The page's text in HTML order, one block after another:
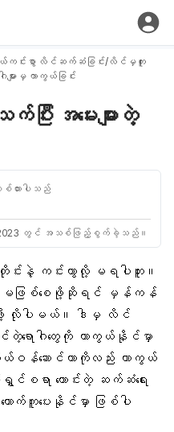
ကင်းစွာ လိင်ဆက်ဆံခြင်း/လိင်မှကူး
ါများမှ ကာကွယ်ခြင်း
း အမေးများတဲ့
စ်ထားပါသည်
2023 တွင် အသစ်ဖြည့်စွက်ခဲ့သည်။
င်းနဲ့ ကင်းကွာလို့ မရပါဘူး။
မဖြစ်စေဖို့ဆိုရင် မှန်ကန်
လိုပါမယ်။ ဒါမှ လိင်
ောဂါတွေကို ကာကွယ်နိုင်မှာ
ဆောင်တာကိုလည်း ကာကွယ်
ာ်ရွှင်စရာ ကောင်းတဲ့ ဆက်ဆံရေး
ကူပေးနိုင်မှာ ဖြစ်ပါ